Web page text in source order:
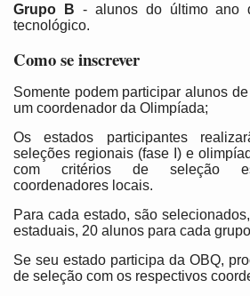
Grupo B - alunos do último ano
tecnológico.
Como se inscrever
Somente podem participar alunos
um coordenador da Olimpíada;
Os estados participantes
seleções regionais (fase I) e
com critérios de seleção
coordenadores locais.
Para cada estado, são
estaduais, 20 alunos para cada
Se seu estado participa da OBQ,
de seleção com os respectivos